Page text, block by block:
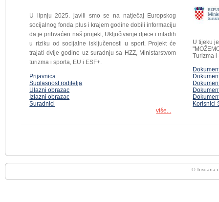
U lipnju 2025. javili smo se na natječaj Europskog
socijalnog fonda plus i krajem godine dobili informaciju
da je prihvaćen naš projekt, Uključivanje djece i mladih
u riziku od socijalne isključenosti u sport. Projekt će
trajati dvije godine uz suradnju sa HZZ, Ministarstvom
turizma i sporta, EU i ESF+.
Prijavnica
Suglasnost roditelja
Ulazni obrazac
Izlazni obrazac
Suradnici
više...
U tijeku
Turizma i
Korisnici
© Toscana